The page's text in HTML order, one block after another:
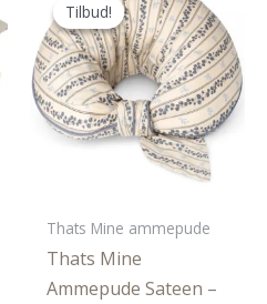
Tilbud!
Tilbud!
Thats Mine ammepude
Thats Mine
Ammepude Sateen –